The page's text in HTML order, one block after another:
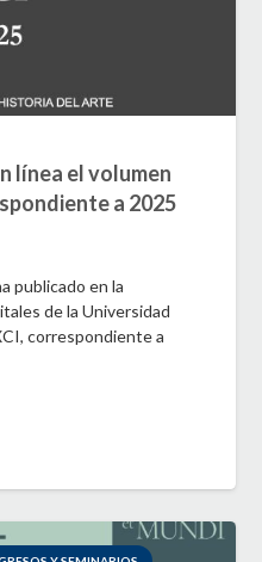
línea el volumen
a 2025
publicado en la
de la Universidad
correspondiente a